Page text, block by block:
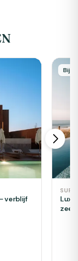
verblijf
zee